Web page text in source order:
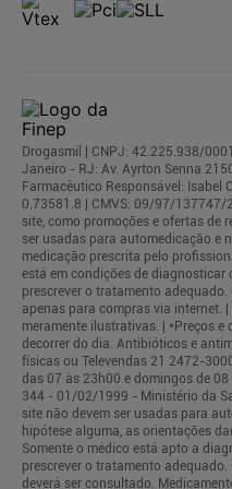
Drogasmil | CNPJ: 42.225.938/
Janeiro - RJ: Av. Ayrton Senna
Farmacêutico Responsável: Isabel
0.73581.8 | CMVS: 09/97/137747/
site, como promoções e ofertas de
ser usadas para automedicação e
medicação prescrita pelo
está em condições de diagnosticar
prescrever o tratamento
apenas para compras via internet.
meramente ilustrativas. | *Preços
decorrer do dia. Antibióticos e
físicas ou Televendas 21 2472-
das 07 às 23h00 e domingos de
344 - 01/02/1999 - Ministério da
site não devem ser usadas para
hipótese alguma, as orientações
Somente o médico está apto a
prescrever o tratamento
deverá ser consultado.